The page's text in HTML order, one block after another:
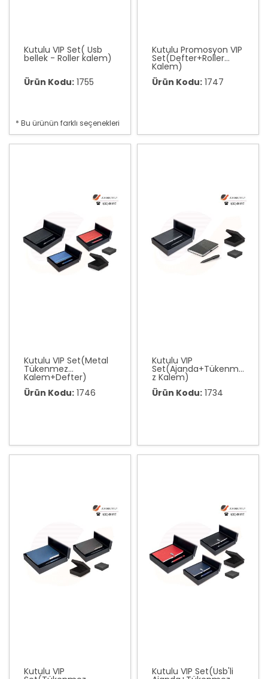
Kutulu VIP Set( Usb
bellek - Roller kalem)
Ürün Kodu: 1755
* Bu ürünün farklı seçenekleri
Kutulu Promosyon VIP
Set(Defter+Roller
Kalem)
Ürün Kodu: 1747
Kutulu VIP Set(Metal
Tükenmez
Kalem+Defter)
Ürün Kodu: 1746
Kutulu VIP
Set(Ajanda+Tükenme
z Kalem)
Ürün Kodu: 1734
Kutulu VIP Kutulu VIP Set(Usb'li